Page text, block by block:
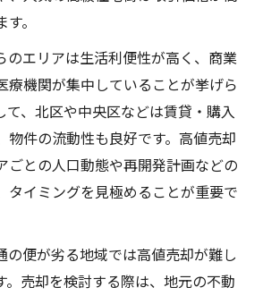
。
のエリアは生活利便性が高く、商業
療機関が集中していることが挙げら
て、北区や中央区などは賃貸・購入
物件の流動性も良好です。高値売却
ごとの人口動態や再開発計画などの
タイミングを見極めることが重要で
の便が劣る地域では高値売却が難し
。売却を検討する際は、地元の不動